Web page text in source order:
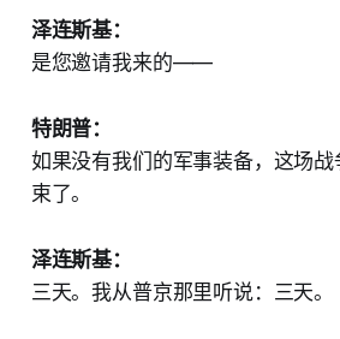
泽连斯基：
是您邀请我来的——
特朗普：
如果没有我们的军事装备，这场
束了。
泽连斯基：
三天。我从普京那里听说：三天。